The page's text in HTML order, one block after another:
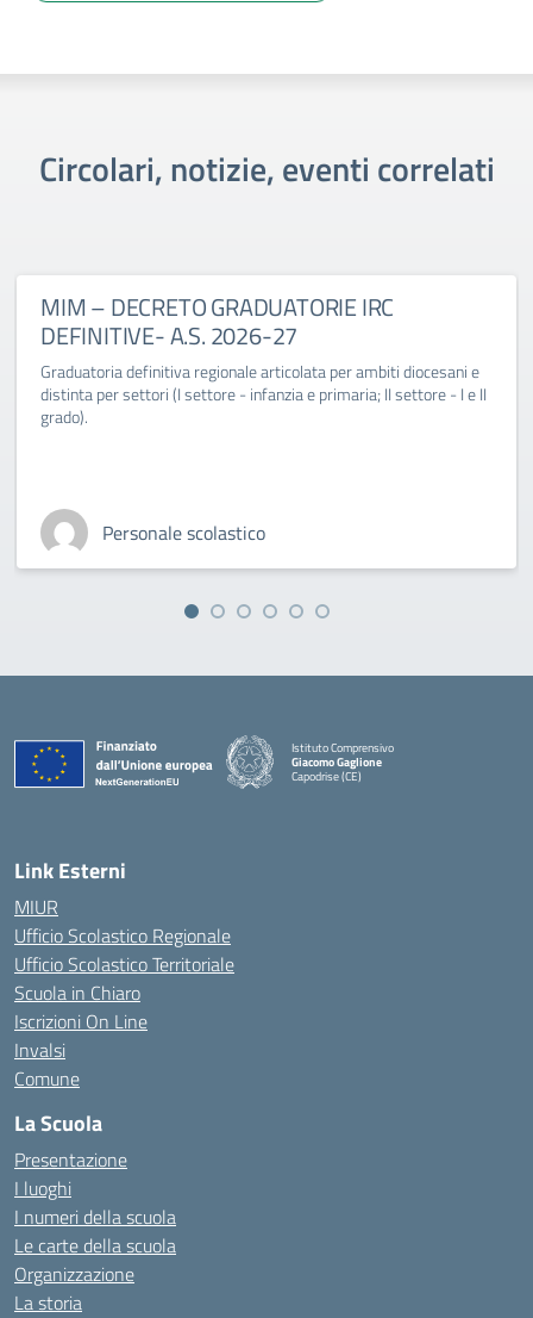
Circolari, notizie, eventi correlati
MIM – DECRETO GRADUATORIE IRC
DEFINITIVE- A.S. 2026-27
Graduatoria definitiva regionale articolata per ambiti diocesani e
distinta per settori (I settore - infanzia e primaria; II settore - I e II
grado).
Personale scolastico
Istituto Comprensivo
Giacomo Gaglione
Capodrise (CE)
— Visita la pagina iniziale della scuola
Link Esterni
MIUR
Ufficio Scolastico Regionale
Ufficio Scolastico Territoriale
Scuola in Chiaro
Iscrizioni On Line
Invalsi
Comune
La Scuola
Presentazione
I luoghi
I numeri della scuola
Le carte della scuola
Organizzazione
La storia